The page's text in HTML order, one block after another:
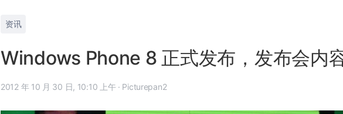
资讯
Windows Phone 8 正式发布，发布会内
2012 年 10 月 30 日, 10:10 上午 · Picturepan2